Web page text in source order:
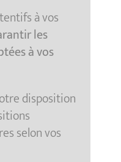
à vos
les
à vos
disposition
selon vos